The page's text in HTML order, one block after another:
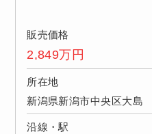
販売価格
2,849万円
所在地
新潟県新潟市中央区大島
沿線・駅